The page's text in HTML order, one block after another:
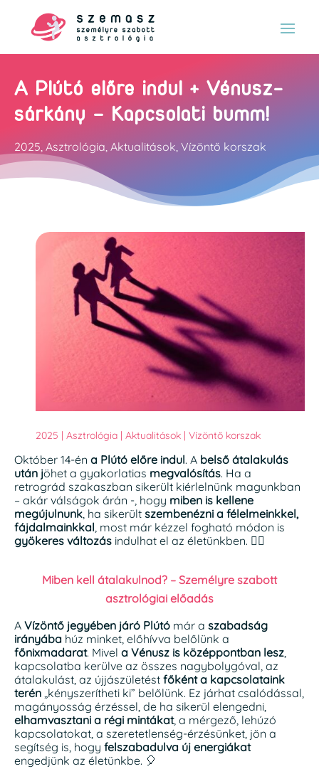
A Plútó előre indul + Vénusz-
sárkány – Kapcsolati bumm!
2025, Asztrológia, Aktualitások, Vízöntő korszak
2025 | Asztrológia | Aktualitások | Vízöntő korszak
Október 14-én a Plútó előre indul. A belső átalakulás
után jöhet a gyakorlatias megvalósítás. Ha a
retrográd szakaszban sikerült kiérlelnünk magunkban
– akár válságok árán -, hogy miben is kellene
megújulnunk, ha sikerült szembenézni a félelmeinkkel,
fájdalmainkkal, most már kézzel fogható módon is
gyökeres változás indulhat el az életünkben. 🤸‍♀️
Miben kell átalakulnod? – Személyre szabott
asztrológiai előadás
A Vízöntő jegyében járó Plútó már a szabadság
irányába húz minket, előhívva belőlünk a
főnixmadarat. Mivel a Vénusz is középpontban lesz,
kapcsolatba kerülve az összes nagybolygóval, az
átalakulást, az újjászületést főként a kapcsolataink
terén „kényszerítheti ki” belőlünk. Ez járhat csalódással,
magányosság érzéssel, de ha sikerül elengedni,
elhamvasztani a régi mintákat, a mérgező, lehúzó
kapcsolatokat, a szeretetlenség-érzésünket, jön a
segítség is, hogy felszabadulva új energiákat
engedjünk az életünkbe. 🎈